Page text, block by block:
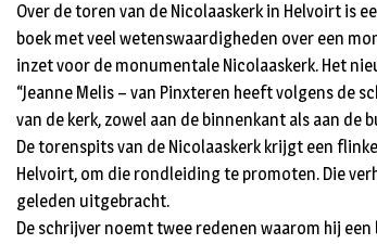
Over de toren van de Nicolaaskerk in Helvoirt is
boek met veel wetenswaardigheden over een
inzet voor de monumentale Nicolaaskerk. Het
“Jeanne Melis – van Pinxteren heeft volgens de
van de kerk, zowel aan de binnenkant als aan de
De torenspits van de Nicolaaskerk krijgt een
Helvoirt, om die rondleiding te promoten. Die
geleden uitgebracht.
De schrijver noemt twee redenen waarom hij